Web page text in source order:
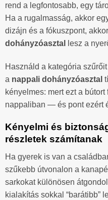
rend a legfontosabb, egy
Ha a rugalmasság, akkor
dizájn és a fókuszpont,
dohányzóasztal
lesz a
Használd a kategória
a nappali dohányzóasztal
kényelmes: mert ezt a
nappaliban — és pont ezért
Kényelmi és
részletek számítanak
Ha gyerek is van a
szűkebb útvonalon a
sarkokat különösen
kialakítás sokkal “barátibb”